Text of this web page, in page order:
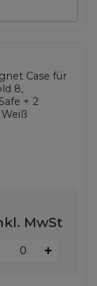
Case für
8,
+ 2
MwSt
+